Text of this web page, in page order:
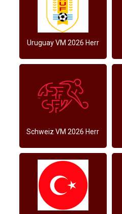
Uruguay VM 2026 Herr
Schweiz VM 2026 Herr